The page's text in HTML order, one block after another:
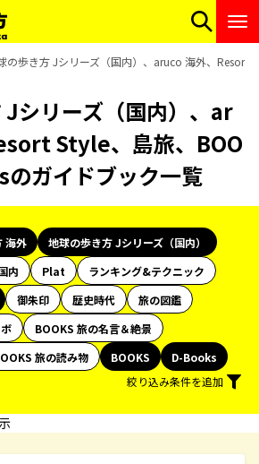
の歩き方 Jシリーズ（国内）、aruco 海外、Resort
Jシリーズ（国内）、ar
Style、島旅、BOO
ガイドブック一覧
海外
地球の歩き方 Jシリーズ（国内）
内 Plat
ランキング&テクニック
御朱印 歴史時代
旅の図鑑
BOOKS 旅の名言＆絶景
旅の読み物 BOOKS
D-Books
絞り込み条件を追加